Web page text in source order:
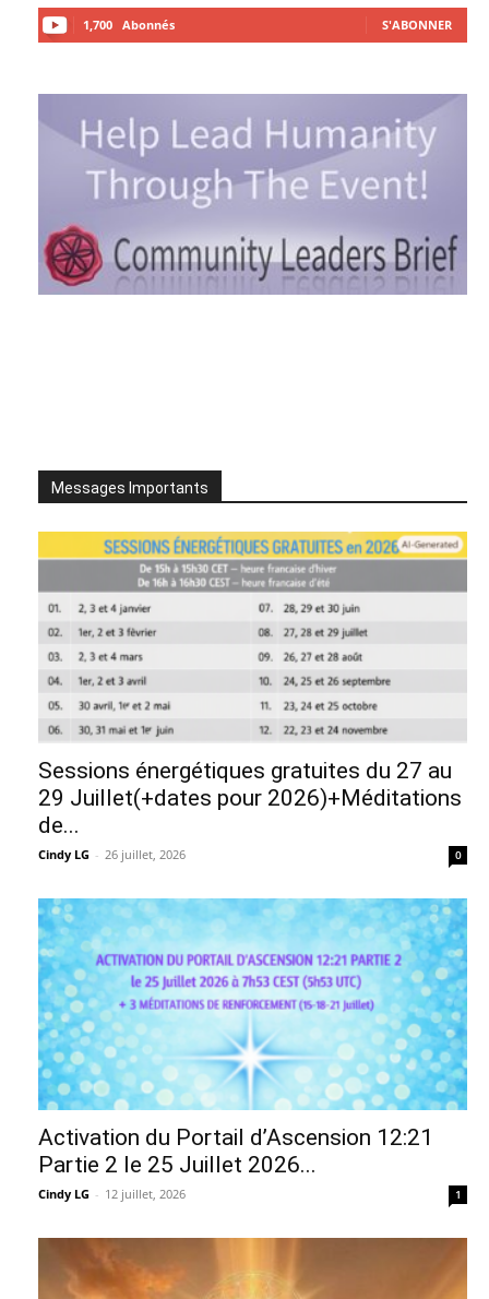
1,700 Abonnés S'ABONNER
Messages Importants
Sessions énergétiques gratuites du 27 au
29 Juillet(+dates pour 2026)+Méditations
de...
Cindy LG - 26 juillet, 2026 0
Activation du Portail d’Ascension 12:21
Partie 2 le 25 Juillet 2026...
Cindy LG - 12 juillet, 2026 1